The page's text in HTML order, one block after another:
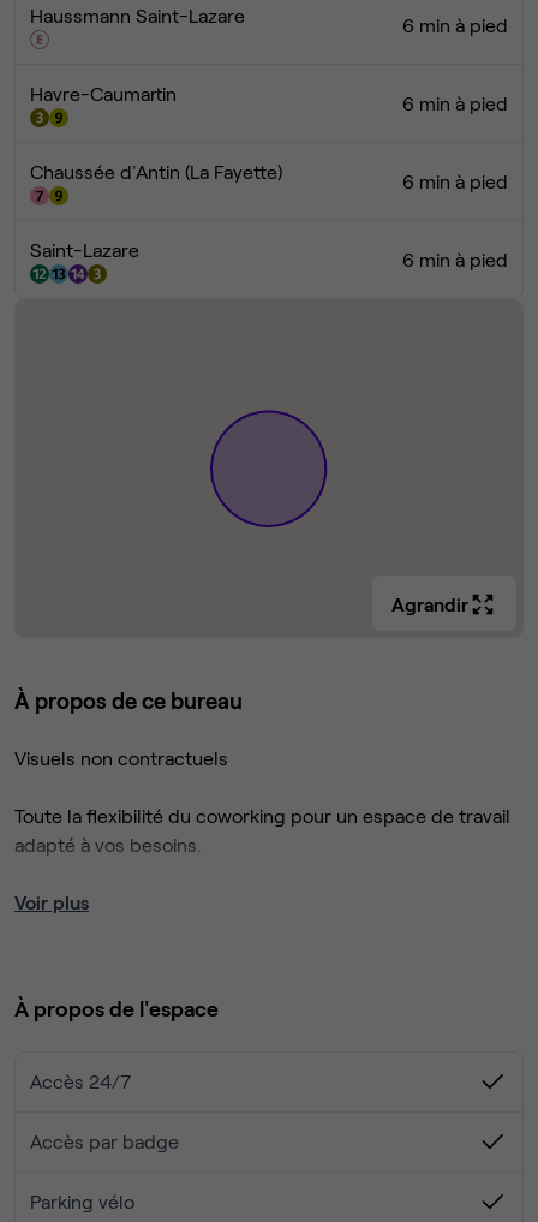
Haussmann Saint-Lazare 6 min à pied
Havre-Caumartin 6 min à pied
Chaussée d'Antin (La Fayette) 6 min à pied
Saint-Lazare 6 min à pied
Agrandir
À propos de ce bureau
Visuels non contractuels
Toute la flexibilité du coworking pour un espace de travail
adapté à vos besoins.
Vous y trouverez des bureaux clés en main,
espace de travail unique, vous simplifier la vie et vous
Voir plus
À propos de l'espace
Accès 24/7
Accès par badge
Parking vélo